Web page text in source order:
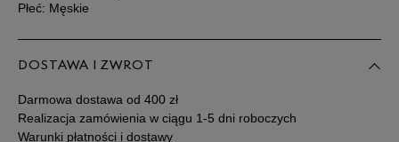
XL
Powiadom o
Płeć: Męskie
DOSTAWA I ZWROT
Darmowa dostawa od 400 zł
Realizacja zamówienia w ciągu 1-5 dni roboczych
Warunki płatności i dostawy